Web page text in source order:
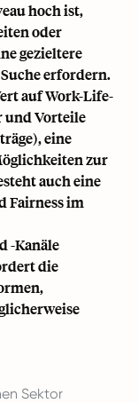
hoch ist,
oder
gezieltere
erfordern.
auf Work-Life-
und Vorteile
eine
zur
auch eine
Fairness im
-Kanäle
die
Sektor